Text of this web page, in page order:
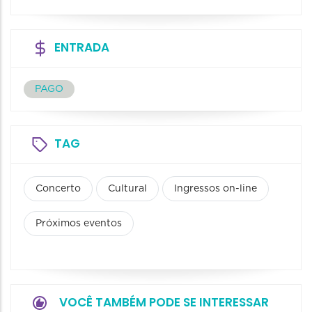
ENTRADA
PAGO
TAG
Concerto Cultural Ingressos on-line
Próximos eventos
VOCÊ TAMBÉM PODE SE INTERESSAR